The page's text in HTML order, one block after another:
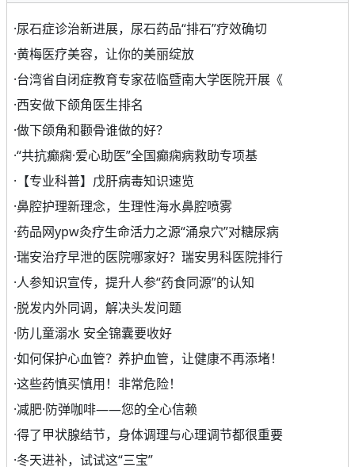
·尿石症诊治新进展，尿石药品“排石”疗效确切
·黄梅医疗美容，让你的美丽绽放
·台湾省自闭症教育专家莅临暨南大学医院开展《
·西安做下颌角医生排名
·做下颌角和颧骨谁做的好？
·“共抗癫痫·爱心助医”全国癫痫病救助专项基
· 【专业科普】戊肝病毒知识速览
·鼻腔护理新理念，生理性海水鼻腔喷雾
·药品网ypw灸疗生命活力之源“涌泉穴”对糖尿病
·瑞安治疗早泄的医院哪家好？瑞安男科医院排行
·人参知识宣传，提升人参“药食同源”的认知
·脱发内外同调，解决头发问题
·防儿童溺水 安全锦囊要收好
·如何保护心血管？养护血管，让健康不再添堵！
·这些药慎买慎用！非常危险！
·减肥·防弹咖啡——您的全心信赖
·得了甲状腺结节，身体调理与心理调节都很重要
·冬天进补，试试这“三宝”